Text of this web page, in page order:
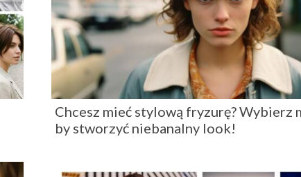
Chcesz mieć stylową fryzurę? Wybierz
by stworzyć niebanalny look!